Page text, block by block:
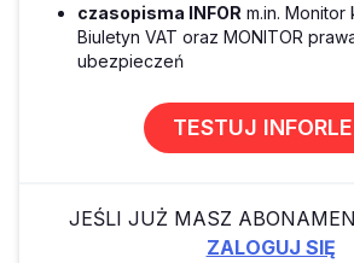
czasopisma INFOR m.in. Monitor
Biuletyn VAT oraz MONITOR
ubezpieczeń
TESTUJ
JEŚLI JUŻ MASZ
ZALOGUJ SIĘ